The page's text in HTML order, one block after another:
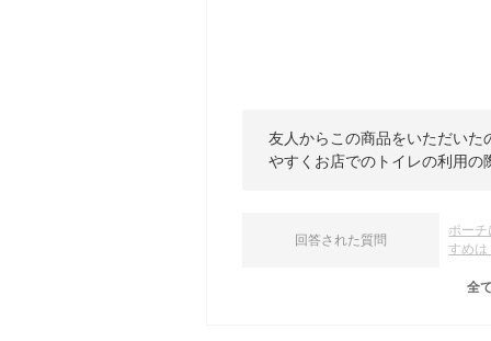
友人からこの商品をいただい
やすくお店でのトイレの利用
回答された質問
ポー
すめは
全